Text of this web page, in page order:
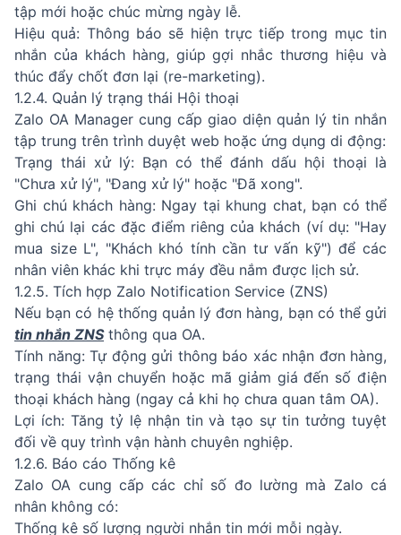
tập mới hoặc chúc mừng ngày lễ.
Hiệu quả: Thông báo sẽ hiện trực tiếp trong mục tin
nhắn của khách hàng, giúp gợi nhắc thương hiệu và
thúc đẩy chốt đơn lại (re-marketing).
1.2.4. Quản lý trạng thái Hội thoại
Zalo OA Manager cung cấp giao diện quản lý tin nhắn
tập trung trên trình duyệt web hoặc ứng dụng di động:
Trạng thái xử lý: Bạn có thể đánh dấu hội thoại là
"Chưa xử lý", "Đang xử lý" hoặc "Đã xong".
Ghi chú khách hàng: Ngay tại khung chat, bạn có thể
ghi chú lại các đặc điểm riêng của khách (ví dụ: "Hay
mua size L", "Khách khó tính cần tư vấn kỹ") để các
nhân viên khác khi trực máy đều nắm được lịch sử.
1.2.5. Tích hợp Zalo Notification Service (ZNS)
Nếu bạn có hệ thống quản lý đơn hàng, bạn có thể gửi
tin nhắn ZNSthông qua OA.
Tính năng: Tự động gửi thông báo xác nhận đơn hàng,
trạng thái vận chuyển hoặc mã giảm giá đến số điện
thoại khách hàng (ngay cả khi họ chưa quan tâm OA).
Lợi ích: Tăng tỷ lệ nhận tin và tạo sự tin tưởng tuyệt
đối về quy trình vận hành chuyên nghiệp.
1.2.6. Báo cáo Thống kê
Zalo OA cung cấp các chỉ số đo lường mà Zalo cá
nhân không có:
Thống kê số lượng người nhắn tin mới mỗi ngày.